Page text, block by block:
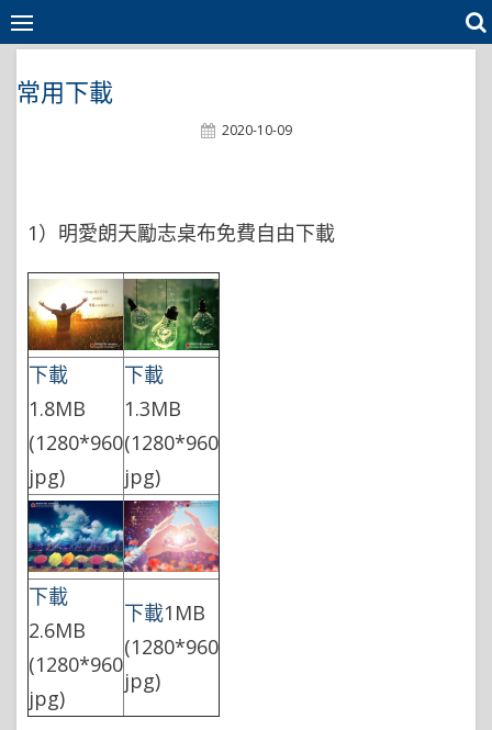
Skip
to
content
常用下載
Posted
2020-10-09
1）明愛朗天勵志桌布免費自由下載
下載
1.8MB
(1280*960
jpg)
下載
1.3MB
(1280*960
jpg)
下載
2.6MB
(1280*960
jpg)
下載1MB
(1280*960
jpg)